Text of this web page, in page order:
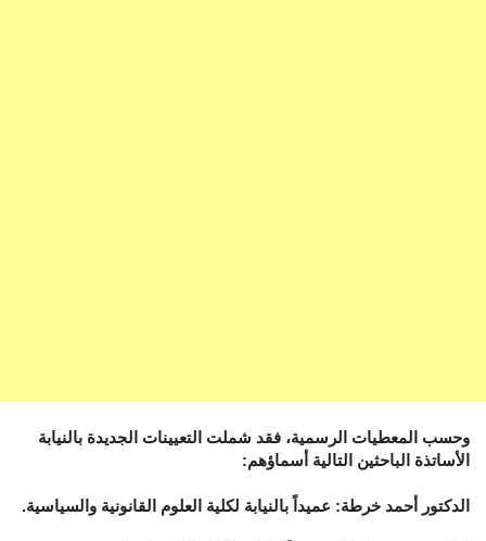
وحسب المعطيات الرسمية، فقد شملت التعيينات الجديدة بالنيابة
الأساتذة الباحثين التالية أسماؤهم:
الدكتور أحمد خرطة: عميداً بالنيابة لكلية العلوم القانونية والسياسية.